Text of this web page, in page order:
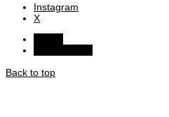
Instagram
X
Back to top